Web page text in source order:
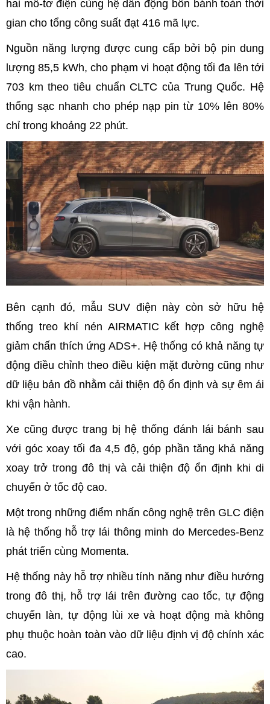
hai mô-tơ điện cùng hệ dẫn động bốn bánh toàn thời
gian cho tổng công suất đạt 416 mã lực.
Nguồn năng lượng được cung cấp bởi bộ pin dung
lượng 85,5 kWh, cho phạm vi hoạt động tối đa lên tới
703 km theo tiêu chuẩn CLTC của Trung Quốc. Hệ
thống sạc nhanh cho phép nạp pin từ 10% lên 80%
chỉ trong khoảng 22 phút.
Bên cạnh đó, mẫu SUV điện này còn sở hữu hệ
thống treo khí nén AIRMATIC kết hợp công nghệ
giảm chấn thích ứng ADS+. Hệ thống có khả năng tự
động điều chỉnh theo điều kiện mặt đường cũng như
dữ liệu bản đồ nhằm cải thiện độ ổn định và sự êm ái
khi vận hành.
Xe cũng được trang bị hệ thống đánh lái bánh sau
với góc xoay tối đa 4,5 độ, góp phần tăng khả năng
xoay trở trong đô thị và cải thiện độ ổn định khi di
chuyển ở tốc độ cao.
Một trong những điểm nhấn công nghệ trên GLC điện
là hệ thống hỗ trợ lái thông minh do Mercedes-Benz
phát triển cùng Momenta.
Hệ thống này hỗ trợ nhiều tính năng như điều hướng
trong đô thị, hỗ trợ lái trên đường cao tốc, tự động
chuyển làn, tự động lùi xe và hoạt động mà không
phụ thuộc hoàn toàn vào dữ liệu định vị độ chính xác
cao.